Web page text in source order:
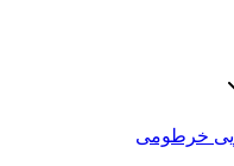
خرطومی